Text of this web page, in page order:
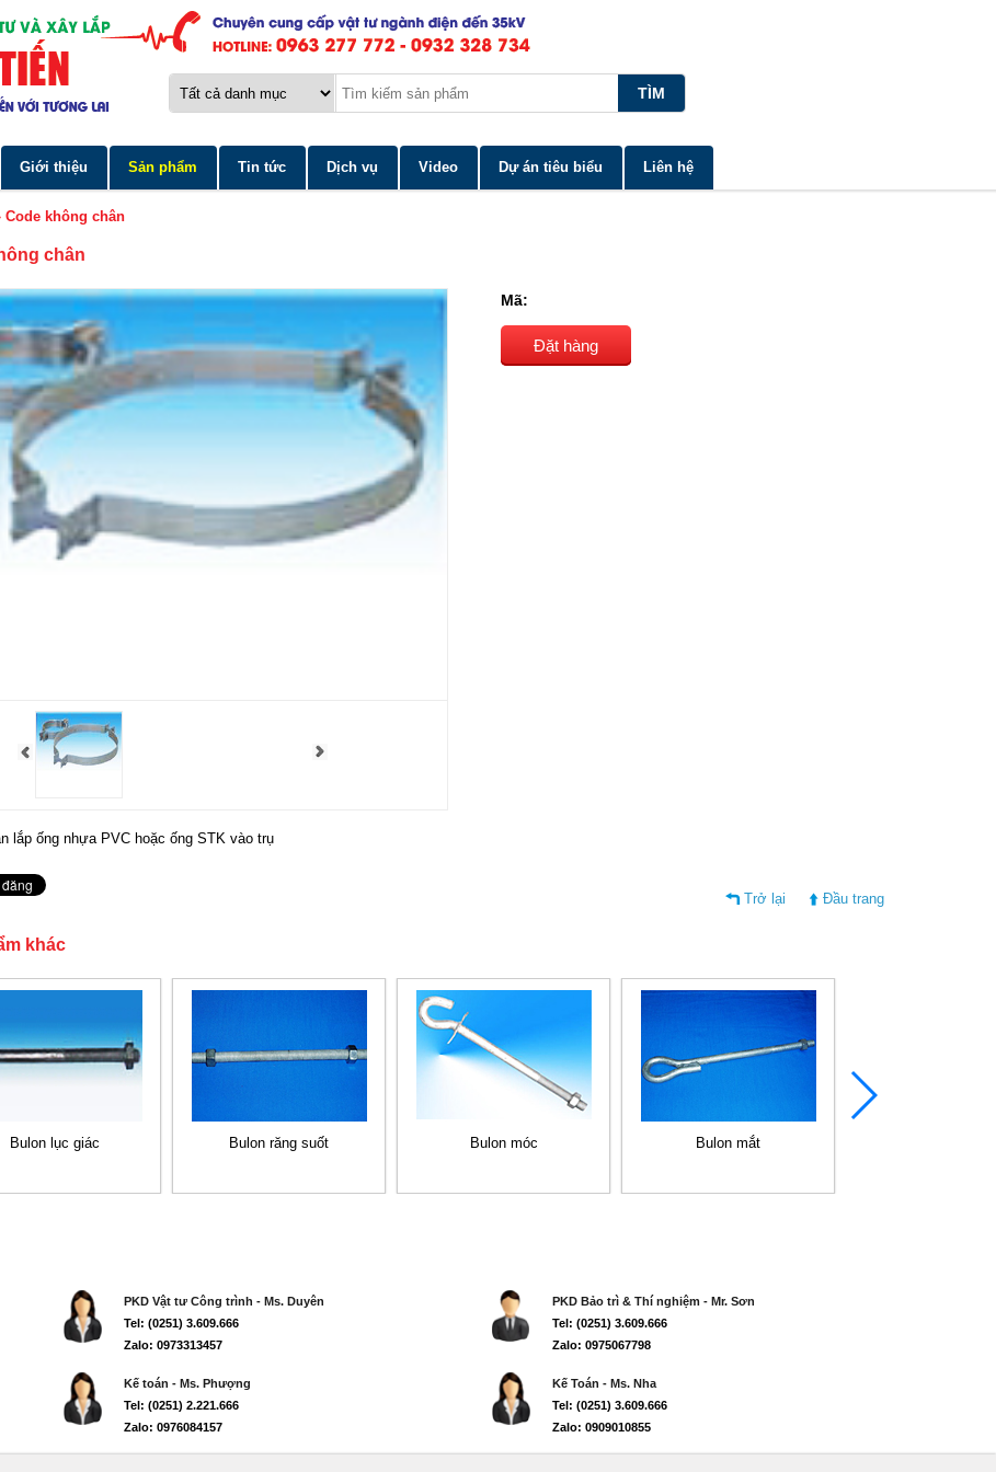
Giới thiệu Sản phẩm Tin tức Dịch vụ Video Dự án tiêu biểu Liên hệ
Code không chân
chân
Mã:
Đặt hàng
lắp ống nhựa PVC hoặc ống STK vào trụ
Trở lại Đầu trang
khác
Bulon lục giác Bulon răng suốt Bulon móc Bulon mắt
PKD Vật tư Công trình - Ms. Duyên
Tel: (0251) 3.609.666
Zalo: 0973313457
PKD Bảo trì & Thí nghiệm - Mr. Sơn
Tel: (0251) 3.609.666
Zalo: 0975067798
Kế toán - Ms. Phượng
Tel: (0251) 2.221.666
Zalo: 0976084157
Kế Toán - Ms. Nha
Tel: (0251) 3.609.666
Zalo: 0909010855